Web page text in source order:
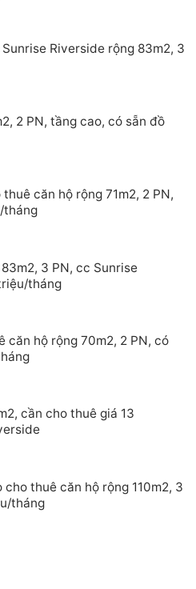
Riverside rộng 83m2, 3
2 PN, tầng cao, có sẵn đồ
căn hộ rộng 71m2, 2 PN,
tháng
3 PN, cc Sunrise
tháng
căn hộ rộng 70m2, 2 PN, có
cần cho thuê giá 13
thuê căn hộ rộng 110m2, 3
tháng